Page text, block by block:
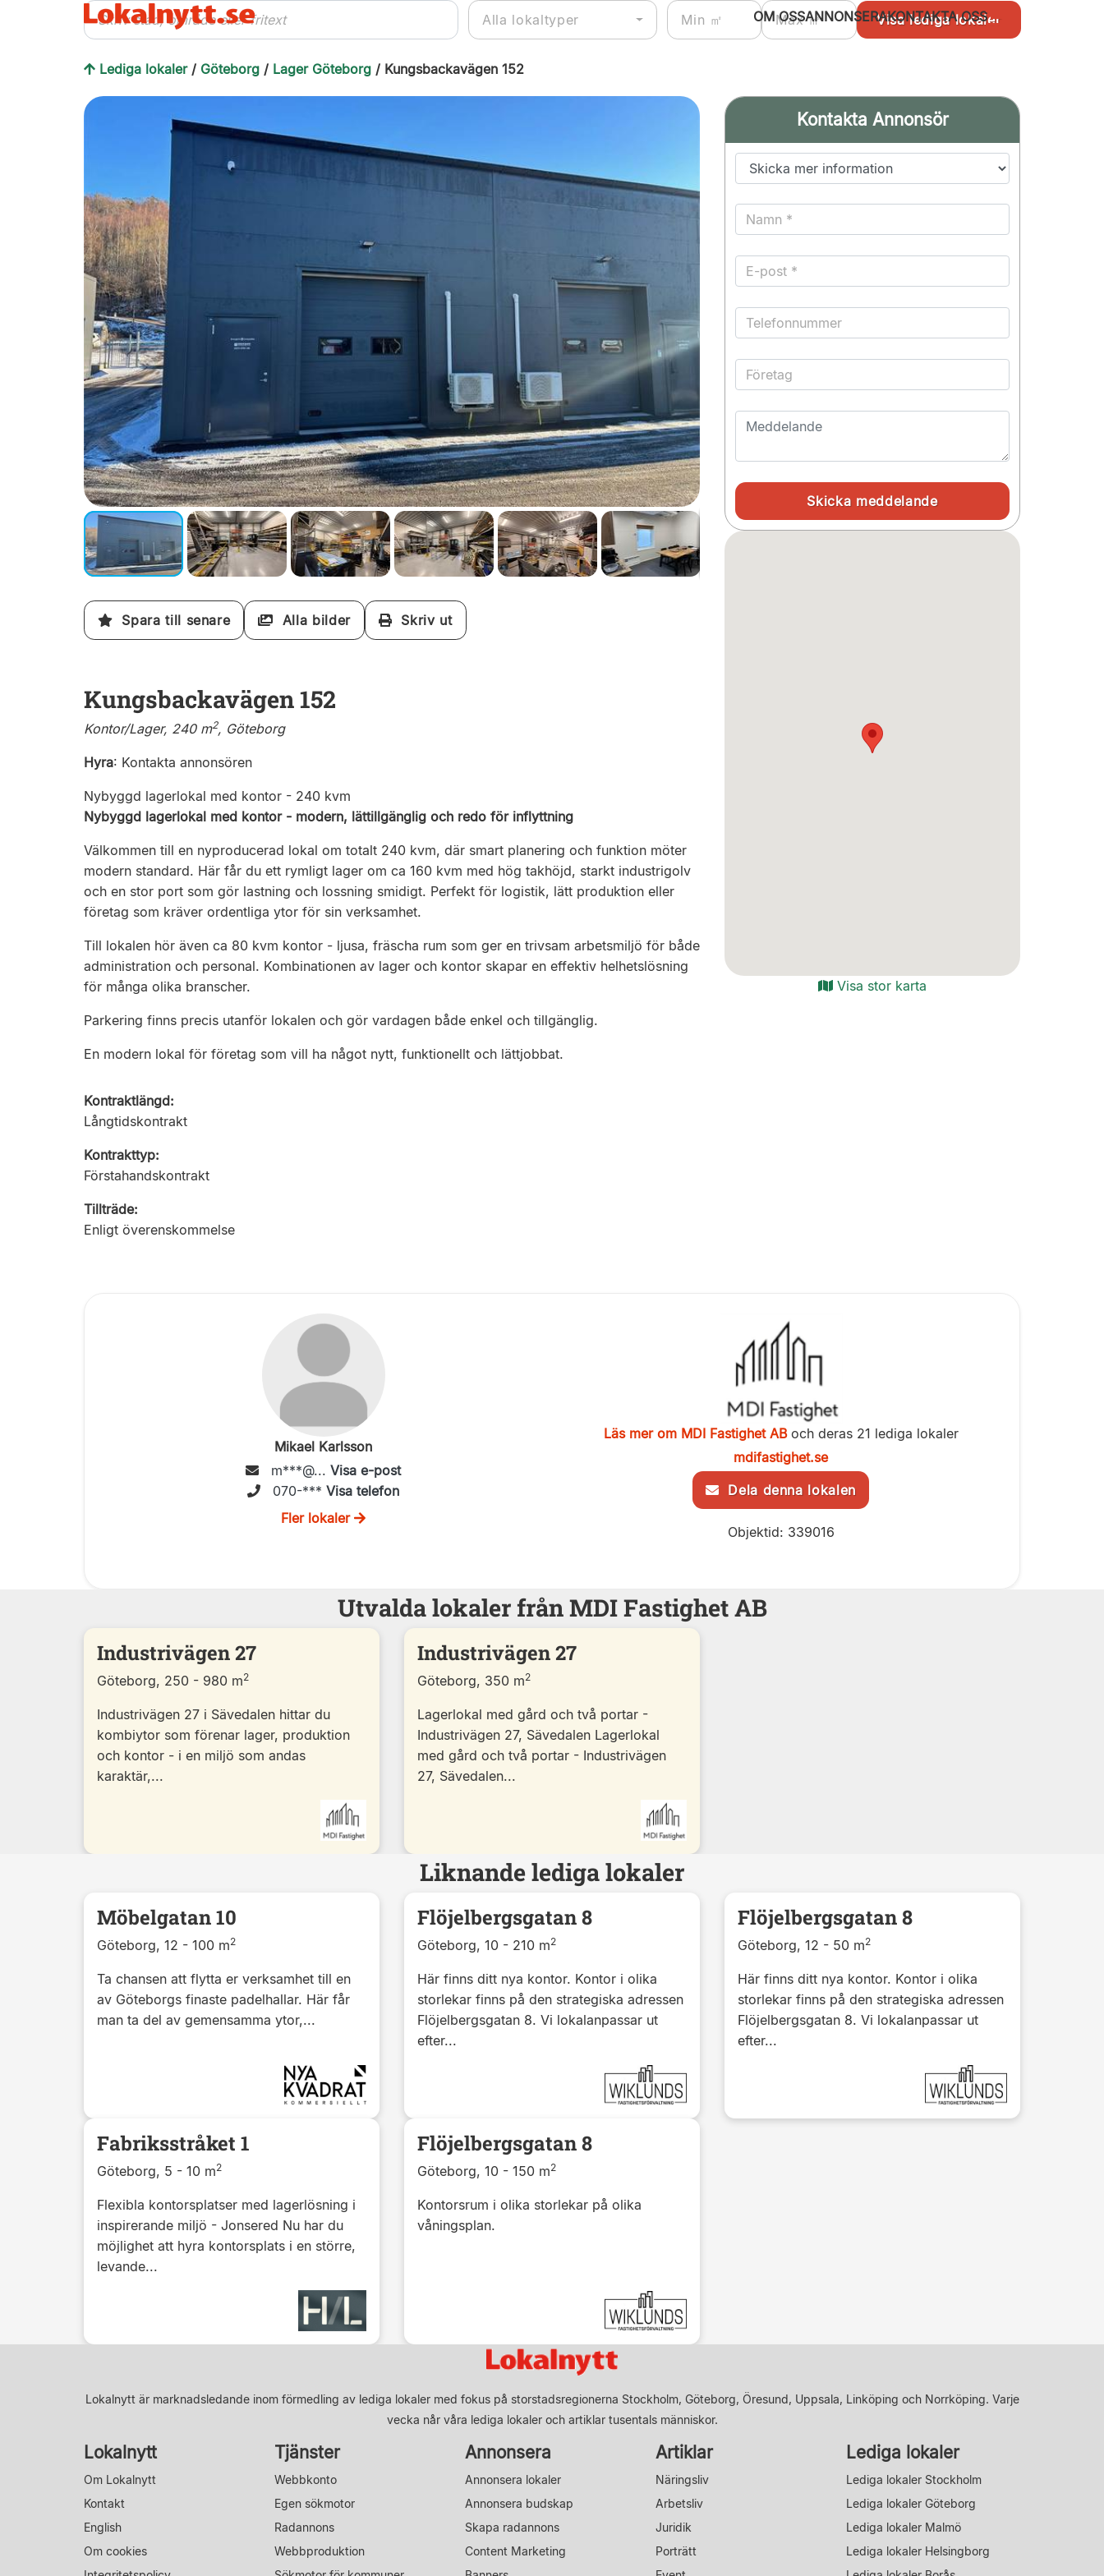
OM OSSANNONSERAKONTAKTA OSS
Alla lokaltyper
Lediga lokaler / Göteborg / Lager Göteborg / Kungsbackavägen 152
Spara till senare Alla bilder Skriv ut
Kungsbackavägen 152
Kontor/Lager, 240 m2, Göteborg
Hyra: Kontakta annonsören
Nybyggd lagerlokal med kontor - 240 kvm
Nybyggd lagerlokal med kontor - modern, lättillgänglig och redo för inflyttning
Välkommen till en nyproducerad lokal om totalt 240 kvm, där smart planering och funktion möter
modern standard. Här får du ett rymligt lager om ca 160 kvm med hög takhöjd, starkt industrigolv
och en stor port som gör lastning och lossning smidigt. Perfekt för logistik, lätt produktion eller
företag som kräver ordentliga ytor för sin verksamhet.
Till lokalen hör även ca 80 kvm kontor - ljusa, fräscha rum som ger en trivsam arbetsmiljö för både
administration och personal. Kombinationen av lager och kontor skapar en effektiv helhetslösning
för många olika branscher.
Parkering finns precis utanför lokalen och gör vardagen både enkel och tillgänglig.
En modern lokal för företag som vill ha något nytt, funktionellt och lättjobbat.
Kontraktlängd:
Långtidskontrakt
Kontrakttyp:
Förstahandskontrakt
Tillträde:
Enligt överenskommelse
Kontakta Annonsör
Visa stor karta
Mikael Karlsson
m***@... Visa e-post
070-*** Visa telefon
Fler lokaler
Läs mer om MDI Fastighet ABoch deras 21 lediga lokaler
mdifastighet.se
Dela denna lokalen
Objektid: 339016
Utvalda lokaler från MDI Fastighet AB
Industrivägen 27
Göteborg, 250 - 980 m2
Industrivägen 27 i Sävedalen hittar du
kombiytor som förenar lager, produktion
och kontor - i en miljö som andas
karaktär,...
Industrivägen 27
Göteborg, 350 m2
Lagerlokal med gård och två portar -
Industrivägen 27, Sävedalen Lagerlokal
med gård och två portar - Industrivägen
27, Sävedalen...
Liknande lediga lokaler
Möbelgatan 10
Göteborg, 12 - 100 m2
Ta chansen att flytta er verksamhet till en
av Göteborgs finaste padelhallar. Här får
man ta del av gemensamma ytor,...
Flöjelbergsgatan 8
Göteborg, 10 - 210 m2
Här finns ditt nya kontor. Kontor i olika
storlekar finns på den strategiska adressen
Flöjelbergsgatan 8. Vi lokalanpassar ut
efter...
Flöjelbergsgatan 8
Göteborg, 12 - 50 m2
Här finns ditt nya kontor. Kontor i olika
storlekar finns på den strategiska adressen
Flöjelbergsgatan 8. Vi lokalanpassar ut
efter...
Fabriksstråket 1
Göteborg, 5 - 10 m2
Flexibla kontorsplatser med lagerlösning i
inspirerande miljö - Jonsered Nu har du
möjlighet att hyra kontorsplats i en större,
levande...
Flöjelbergsgatan 8
Göteborg, 10 - 150 m2
Kontorsrum i olika storlekar på olika
våningsplan.
Lokalnytt är marknadsledande inom förmedling av lediga lokaler med fokus på storstadsregionerna Stockholm, Göteborg, Öresund, Uppsala, Linköping och Norrköping. Varje
vecka når våra lediga lokaler och artiklar tusentals människor.
Lokalnytt
Om Lokalnytt
Kontakt
English
Om cookies
Tjänster
Webbkonto
Egen sökmotor
Radannons
Webbproduktion
Annonsera
Annonsera lokaler
Annonsera budskap
Skapa radannons
Content Marketing
Artiklar
Näringsliv
Arbetsliv
Juridik
Porträtt
Lediga lokaler
Lediga lokaler Stockholm
Lediga lokaler Göteborg
Lediga lokaler Malmö
Lediga lokaler Helsingborg